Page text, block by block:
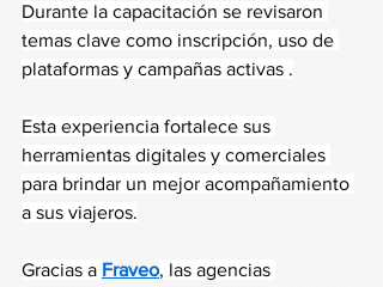
Durante la capacitación se revisaron
temas clave como inscripción, uso de
plataformas y campañas activas .
Esta experiencia fortalece sus
herramientas digitales y comerciales
para brindar un mejor acompañamiento
a sus viajeros.
Gracias a Fraveo, las agencias